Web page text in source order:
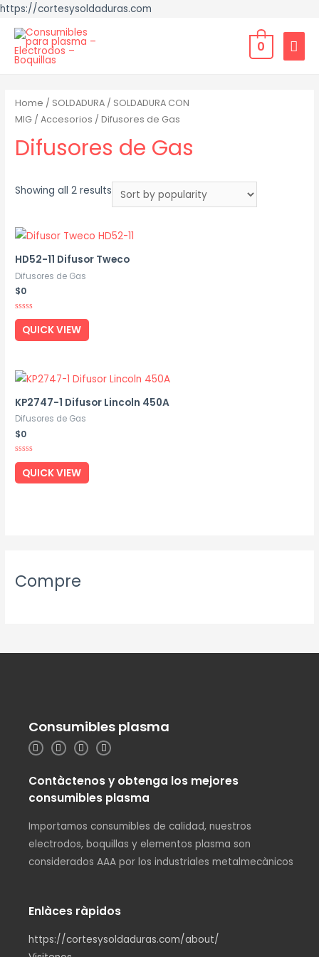
https://cortesysoldaduras.com
0
Home / SOLDADURA / SOLDADURA CON
MIG /Accesorios / Difusores de Gas
Difusores de Gas
Showing all 2 results
HD52-11 Difusor Tweco
Difusores de Gas
$0
Rated
out
of
QUICK VIEW
KP2747-1 Difusor Lincoln 450A
Difusores de Gas
$0
Rated
out
of
QUICK VIEW
Compre
Consumibles plasma
Contàctenos y obtenga los mejores
consumibles plasma
Importamos consumibles de calidad, nuestros
electrodos, boquillas y elementos plasma son
considerados AAA por los industriales metalmecànicos
Enlàces ràpidos
https://cortesysoldaduras.com/about/